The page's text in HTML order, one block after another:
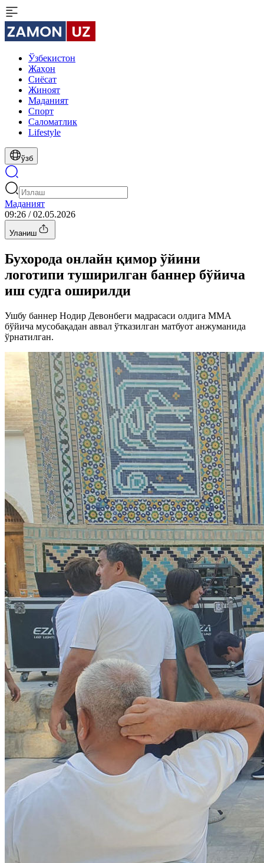
Ўзбекистон
Жаҳон
Сиёсат
Жиноят
Маданият
Спорт
Cаломатлик
Lifestyle
ўзб
Маданият
09:26 / 02.05.2026
Уланиш
Бухорода онлайн қимор ўйини
логотипи туширилган баннер бўйича
иш судга оширилди
Ушбу баннер Нодир Девонбеги мадрасаси олдига ММА
бўйича мусобақадан аввал ўтказилган матбуот анжуманида
ўрнатилган.